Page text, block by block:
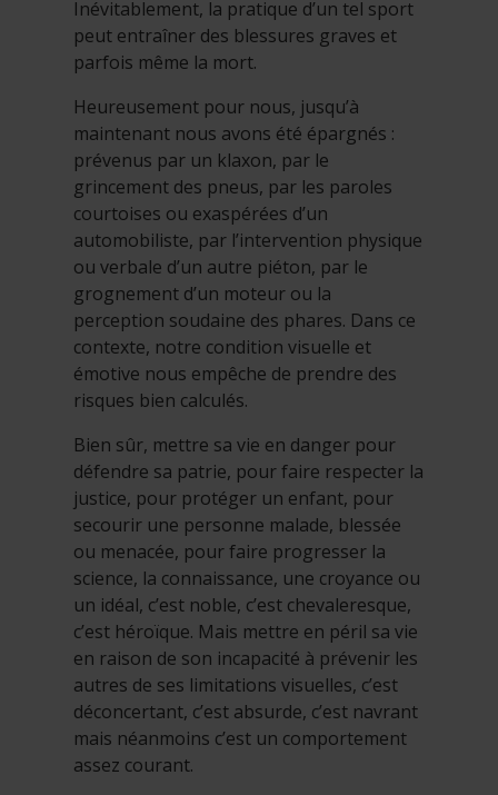
Inévitablement, la pratique d’un tel sport
peut entraîner des blessures graves et
parfois même la mort.
Heureusement pour nous, jusqu’à
maintenant nous avons été épargnés :
prévenus par un klaxon, par le
grincement des pneus, par les paroles
courtoises ou exaspérées d’un
automobiliste, par l’intervention physique
ou verbale d’un autre piéton, par le
grognement d’un moteur ou la
perception soudaine des phares. Dans ce
contexte, notre condition visuelle et
émotive nous empêche de prendre des
risques bien calculés.
Bien sûr, mettre sa vie en danger pour
défendre sa patrie, pour faire respecter la
justice, pour protéger un enfant, pour
secourir une personne malade, blessée
ou menacée, pour faire progresser la
science, la connaissance, une croyance ou
un idéal, c’est noble, c’est chevaleresque,
c’est héroïque. Mais mettre en péril sa vie
en raison de son incapacité à prévenir les
autres de ses limitations visuelles, c’est
déconcertant, c’est absurde, c’est navrant
mais néanmoins c’est un comportement
assez courant.